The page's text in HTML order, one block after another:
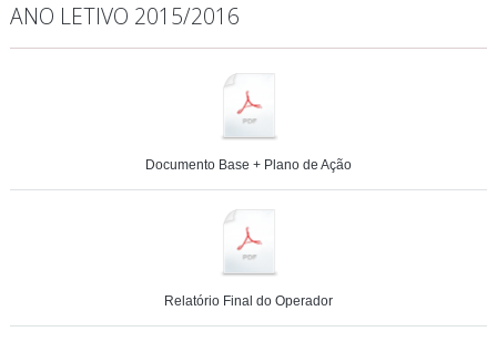
ANO LETIVO 2015/2016
Documento Base + Plano de Ação
Relatório Final do Operador